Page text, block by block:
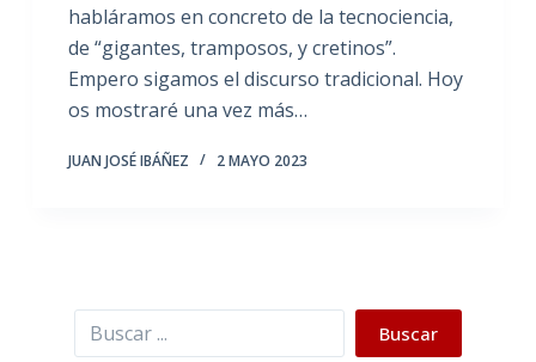
habláramos en concreto de la tecnociencia,
de “gigantes, tramposos, y cretinos”.
Empero sigamos el discurso tradicional. Hoy
os mostraré una vez más…
JUAN JOSÉ IBÁÑEZ 2 MAYO 2023
Buscar Buscar